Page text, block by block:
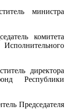
министра
комитета
директора
Республики
Председателя